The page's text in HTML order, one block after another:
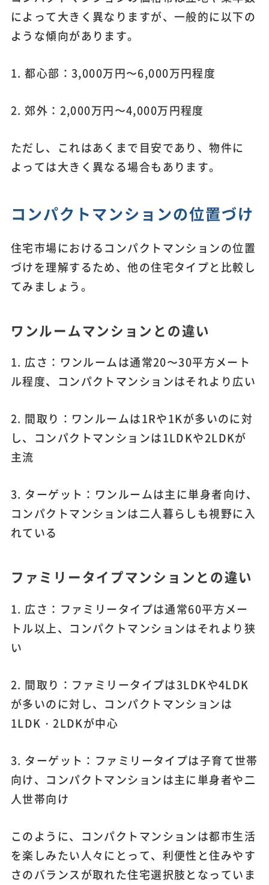
によって大きく異なりますが、一般的に以下の
ような傾向があります。
1. 都心部：3,000万円〜6,000万円程度
2. 郊外：2,000万円〜4,000万円程度
ただし、これはあくまで目安であり、物件に
よっては大きく異なる場合もあります。
コンパクトマンションの位置づけ
住宅市場におけるコンパクトマンションの位置
づけを理解するため、他の住宅タイプと比較し
てみましょう。
ワンルームマンションとの違い
1. 広さ：ワンルームは通常20〜30平方メート
ル程度、コンパクトマンションはそれより広い
2. 間取り：ワンルームは1Rや1Kが多いのに対
し、コンパクトマンションは1LDKや2LDKが
主流
3. ターゲット：ワンルームは主に単身者向け、
コンパクトマンションは二人暮らしも視野に入
れている
ファミリータイプマンションとの違い
1. 広さ：ファミリータイプは通常60平方メー
トル以上、コンパクトマンションはそれより狭
い
2. 間取り：ファミリータイプは3LDKや4LDK
が多いのに対し、コンパクトマンションは
1LDK・2LDKが中心
3. ターゲット：ファミリータイプは子育て世帯
向け、コンパクトマンションは主に単身者や二
人世帯向け
このように、コンパクトマンションは都市生活
を楽しみたい人々にとって、利便性と住みやす
さのバランスが取れた住宅選択肢となっていま